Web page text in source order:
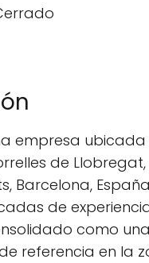
empresa ubicada
de Llobregat,
Barcelona,
de
como
referencia en la